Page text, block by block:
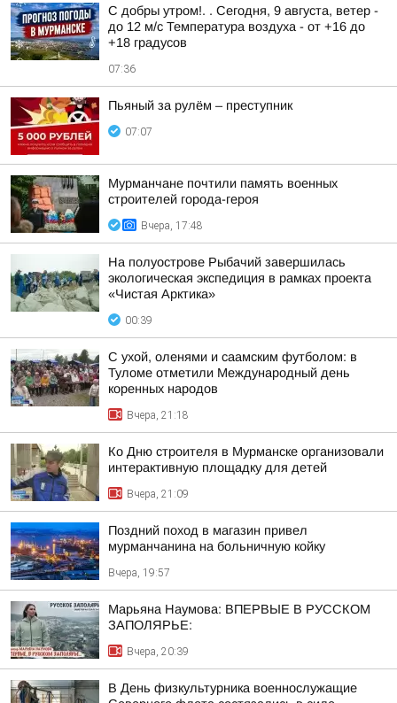
С добры утром!. . Сегодня, 9 августа, ветер -
до 12 м/с Температура воздуха - от +16 до
+18 градусов
07:36
Пьяный за рулём – преступник
07:07
Мурманчане почтили память военных
строителей города-героя
Вчера, 17:48
На полуострове Рыбачий завершилась
экологическая экспедиция в рамках проекта
«Чистая Арктика»
00:39
С ухой, оленями и саамским футболом: в
Туломе отметили Международный день
коренных народов
Вчера, 21:18
Ко Дню строителя в Мурманске организовали
интерактивную площадку для детей
Вчера, 21:09
Поздний поход в магазин привел
мурманчанина на больничную койку
Вчера, 19:57
Марьяна Наумова: ВПЕРВЫЕ В РУССКОМ
ЗАПОЛЯРЬЕ:
Вчера, 20:39
В День физкультурника военнослужащие